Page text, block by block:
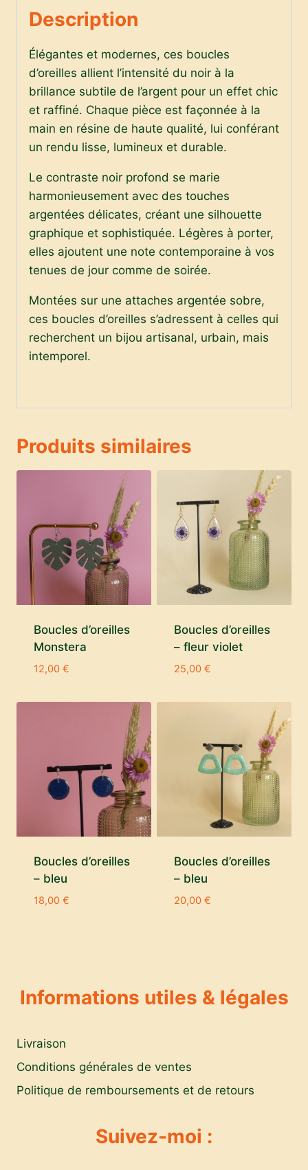
Description
Élégantes et modernes, ces boucles
d’oreilles allient l’intensité du noir à la
brillance subtile de l’argent pour un effet chic
et raffiné. Chaque pièce est façonnée à la
main en résine de haute qualité, lui conférant
un rendu lisse, lumineux et durable.
Le contraste noir profond se marie
harmonieusement avec des touches
argentées délicates, créant une silhouette
graphique et sophistiquée. Légères à porter,
elles ajoutent une note contemporaine à vos
tenues de jour comme de soirée.
Montées sur une attaches argentée sobre,
ces boucles d’oreilles s’adressent à celles qui
recherchent un bijou artisanal, urbain, mais
intemporel.
Produits similaires
Boucles d’oreilles
Monstera
12,00 €
Boucles d’oreilles
– fleur violet
25,00 €
Boucles d’oreilles
– bleu
18,00 €
Boucles d’oreilles
– bleu
20,00 €
Informations utiles & légales
Livraison
Conditions générales de ventes
Politique de remboursements et de retours
Suivez-moi :